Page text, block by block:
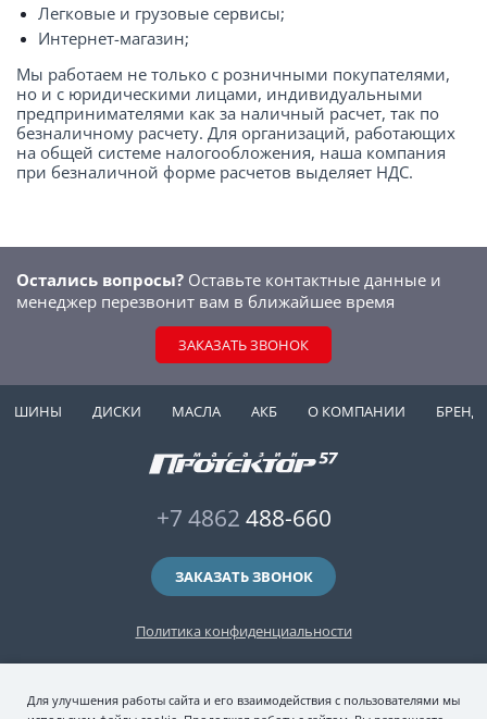
Легковые и грузовые сервисы;
Интернет-магазин;
Мы работаем не только с розничными покупателями,
но и с юридическими лицами, индивидуальными
предпринимателями как за наличный расчет, так по
безналичному расчету. Для организаций, работающих
на общей системе налогообложения, наша компания
при безналичной форме расчетов выделяет НДС.
Остались вопросы? Оставьте контактные данные и
менеджер перезвонит вам в ближайшее время
ЗАКАЗАТЬ ЗВОНОК
ШИНЫ ДИСКИ МАСЛА АКБ О КОМПАНИИ
Политика конфиденциальности
+7 4862 488-660
ЗАКАЗАТЬ ЗВОНОК
2006-2026 © интернет-магазин "Протектор 57" — автомобильные шины
(зимние и летние шины), колесные диски, шиномонтаж и хранение шин.
Для улучшения работы сайта и его взаимодействия с пользователями мы